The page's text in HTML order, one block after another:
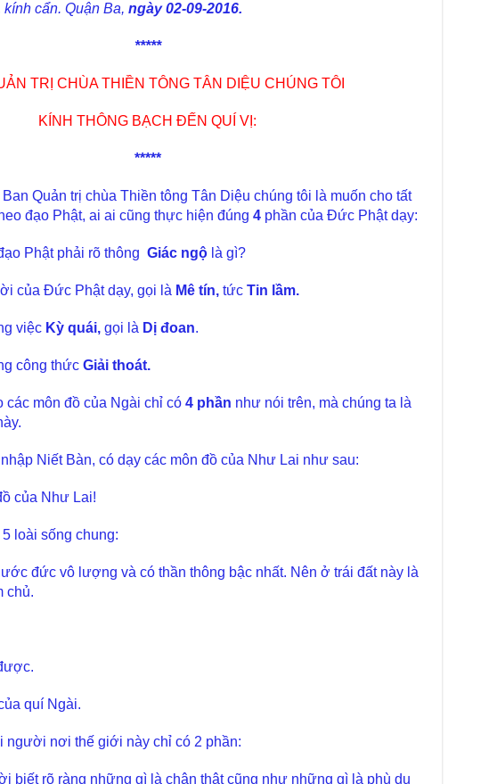
kính cẩn. Quận Ba, ngày 02-09-2016.
*****
TRỊ CHÙA THIỀN TÔNG TÂN DIỆU CHÚNG TÔI
KÍNH THÔNG BẠCH ĐẾN QUÍ VỊ:
*****
Quản trị chùa Thiền tông Tân Diệu chúng tôi là muốn cho tất
đạo Phật, ai ai cũng thực hiện đúng 4phần của Đức Phật dạy:
Phật phải rõ thông Giác ngộ là gì?
của Đức Phật dạy, gọi là Mê tín,tức Tin lầm.
việc Kỳ quái,gọi là Dị đoan.
công thức Giải thoát.
môn đồ của Ngài chỉ có 4 phần như nói trên, mà chúng ta là
Niết Bàn, có dạy các môn đồ của Như Lai như sau:
của Như Lai!
loài sống chung:
đức vô lượng và có thần thông bậc nhất. Nên ở trái đất này là
chủ.
quí Ngài.
người nơi thế giới này chỉ có 2 phần:
biết rõ ràng những gì là chân thật cũng như những gì là phù du